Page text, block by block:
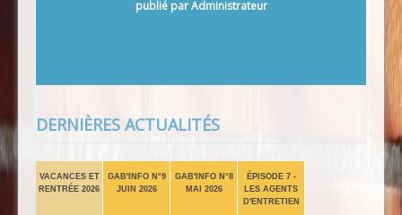
Septembre de 8h40 à 12h15 et de 13h20 à 15h30
publié par Administrateur
DERNIÈRES ACTUALITÉS
VACANCES ET
RENTRÉE 2026
GAB'INFO N°9
JUIN 2026
GAB'INFO N°8
MAI 2026
ÉPISODE 7 -
LES AGENTS
D'ENTRETIEN